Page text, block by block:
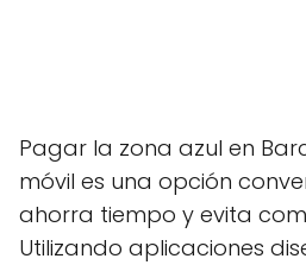
Pagar la zona azul en
móvil es una opción
ahorra tiempo y evita
Utilizando aplicaciones